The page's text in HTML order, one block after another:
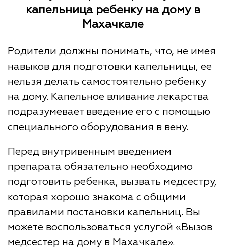
капельница ребенку на дому в
Махачкале
Родители должны понимать, что, не имея
навыков для подготовки капельницы, ее
нельзя делать самостоятельно ребенку
на дому. Капельное вливание лекарства
подразумевает введение его с помощью
специального оборудования в вену.
Перед внутривенным введением
препарата обязательно необходимо
подготовить ребенка, вызвать медсестру,
которая хорошо знакома с общими
правилами постановки капельниц. Вы
можете воспользоваться услугой «Вызов
медсестер на дому в Махачкале».